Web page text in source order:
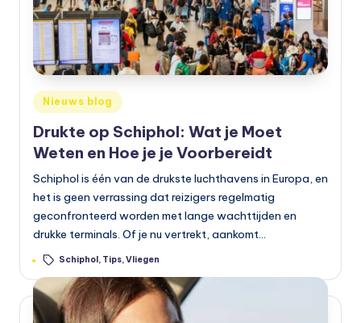
Geplaatst
in
Nieuws blog
Drukte op Schiphol: Wat je Moet
Weten en Hoe je je Voorbereidt
Schiphol is één van de drukste luchthavens in Europa, en
het is geen verrassing dat reizigers regelmatig
geconfronteerd worden met lange wachttijden en
drukke terminals. Of je nu vertrekt, aankomt…
Tags: Schiphol , Tips,Vliegen